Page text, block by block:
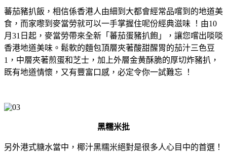
蕃茄豬扒飯，相信係香港人由細到大都會經常品嚐到的地道美
食，而家嚟到麥當勞就可以一手掌握住呢份經典滋味 ！由10
月31日起，麥當勞帶來全新「蕃茄蛋豬扒飽」，讓您嚐出啖啖
香港地道美味。鬆軟的麵包頂層夾著酸甜醒胃的茄汁三色豆
1，中層夾著煎蛋和芝士，加上外層金黄酥脆的厚切炸豬扒，
既有地道情懷，又有豐富口感，必定令你一試難忘 ！
黑糯米批
另外港式糖水當中，椰汁黑糯米絕對是很多人心目中的首選！